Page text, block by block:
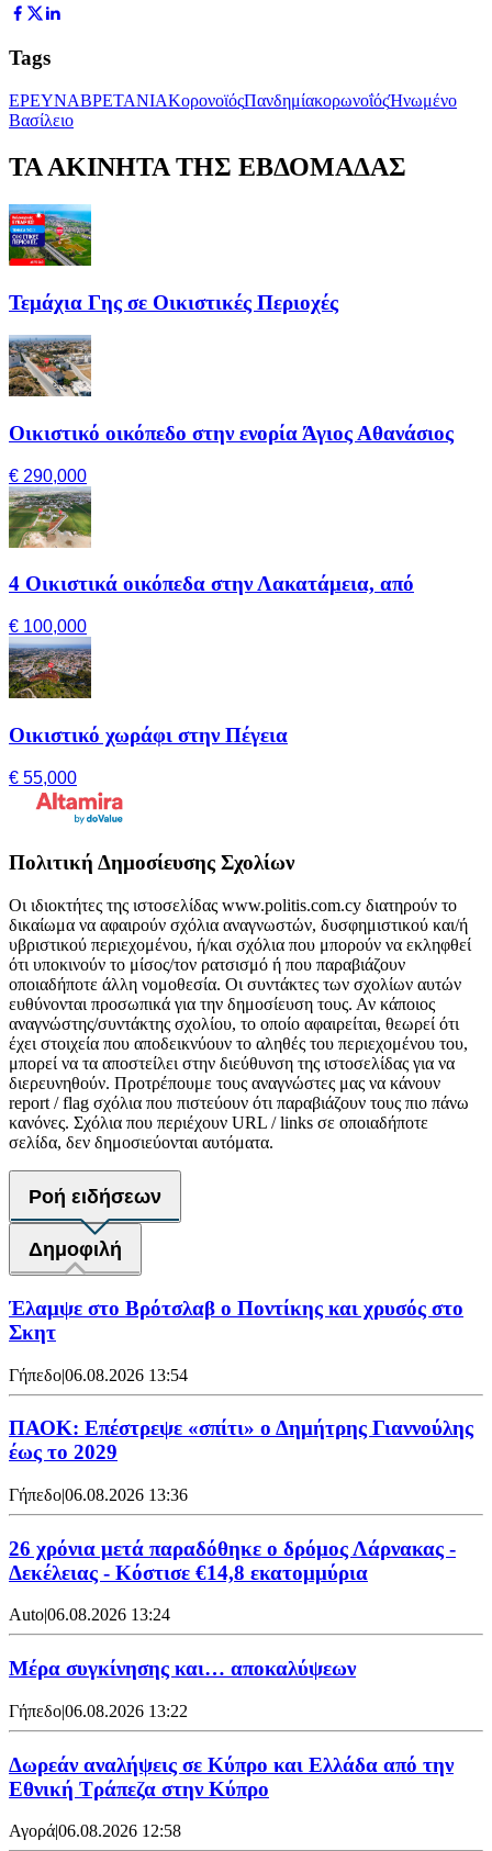
Tags
ΕΡΕΥΝΑΒΡΕΤΑΝΙΑΚορονοϊόςΠανδημίακορωνοΐόςΉνωμένο
Βασίλειο
ΤΑ ΑΚΙΝΗΤΑ ΤΗΣ ΕΒΔΟΜΑΔΑΣ
Τεμάχια Γης σε Οικιστικές Περιοχές
Οικιστικό οικόπεδο στην ενορία Άγιος Αθανάσιος
€ 290,000
4 Οικιστικά οικόπεδα στην Λακατάμεια, από
€ 100,000
Οικιστικό χωράφι στην Πέγεια
€ 55,000
Πολιτική Δημοσίευσης Σχολίων
Οι ιδιοκτήτες της ιστοσελίδας www.politis.com.cy διατηρούν το
δικαίωμα να αφαιρούν σχόλια αναγνωστών, δυσφημιστικού και/ή
υβριστικού περιεχομένου, ή/και σχόλια που μπορούν να εκληφθεί
ότι υποκινούν το μίσος/τον ρατσισμό ή που παραβιάζουν
οποιαδήποτε άλλη νομοθεσία. Οι συντάκτες των σχολίων αυτών
ευθύνονται προσωπικά για την δημοσίευση τους. Αν κάποιος
αναγνώστης/συντάκτης σχολίου, το οποίο αφαιρείται, θεωρεί ότι
έχει στοιχεία που αποδεικνύουν το αληθές του περιεχομένου του,
μπορεί να τα αποστείλει στην διεύθυνση της ιστοσελίδας για να
διερευνηθούν. Προτρέπουμε τους αναγνώστες μας να κάνουν
report / flag σχόλια που πιστεύουν ότι παραβιάζουν τους πιο πάνω
κανόνες. Σχόλια που περιέχουν URL / links σε οποιαδήποτε
σελίδα, δεν δημοσιεύονται αυτόματα.
Ροή ειδήσεων
Δημοφιλή
Έλαμψε στο Βρότσλαβ ο Ποντίκης και χρυσός στο
Σκητ
Γήπεδο|06.08.2026 13:54
ΠΑΟΚ: Επέστρεψε «σπίτι» ο Δημήτρης Γιαννούλης
έως το 2029
Γήπεδο|06.08.2026 13:36
26 χρόνια μετά παραδόθηκε ο δρόμος Λάρνακας -
Δεκέλειας - Κόστισε €14,8 εκατομμύρια
Auto|06.08.2026 13:24
Mέρα συγκίνησης και… αποκαλύψεων
Γήπεδο|06.08.2026 13:22
Δωρεάν αναλήψεις σε Κύπρο και Ελλάδα από την
Εθνική Τράπεζα στην Κύπρο
Αγορά|06.08.2026 12:58